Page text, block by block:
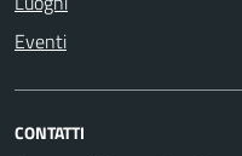
Eventi
CONTATTI